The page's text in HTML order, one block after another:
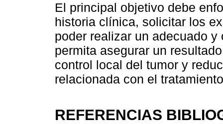
El principal objetivo debe
historia clínica, solicitar los
poder realizar un adecuado
permita asegurar un
control local del tumor y
relacionada con el
REFERENCIAS